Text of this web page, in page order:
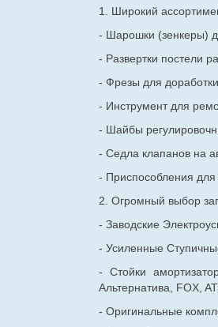
1. Широкий
- Шарошки (зенкеры)
- Развертки постели
- Фрезы для
- Инструмент для
- Шайбы
- Седла клапанов на
- Приспособления для
2. Огромный выбор
- Заводские
- Усиленные
- Стойки
Альтернатива, FOX,
- Оригинальные